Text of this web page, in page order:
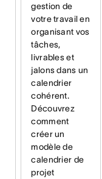
gestion de
votre travail en
organisant vos
tâches,
livrables et
jalons dans un
calendrier
cohérent.
Découvrez
comment
créer un
modèle de
calendrier de
projet